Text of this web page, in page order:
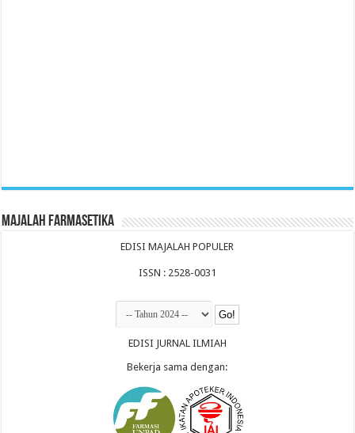
Majalah Farmasetika
EDISI MAJALAH POPULER
ISSN : 2528-0031
EDISI JURNAL ILMIAH
Bekerja sama dengan: